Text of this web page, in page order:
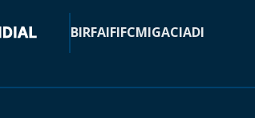
BIRFAIFIFCMIGACIADI